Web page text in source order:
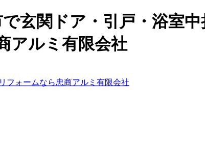
玄関ドア・引戸・浴室
アルミ有限会社